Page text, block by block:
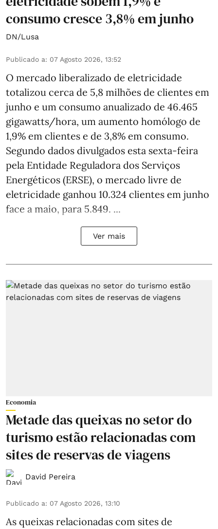
consumo cresce 3,8% em junho
DN/Lusa
Publicado a: 07 Agosto 2026, 13:52
O mercado liberalizado de eletricidade
totalizou cerca de 5,8 milhões de clientes em
junho e um consumo anualizado de 46.465
gigawatts/hora, um aumento homólogo de
1,9% em clientes e de 3,8% em consumo.
Segundo dados divulgados esta sexta-feira
pela Entidade Reguladora dos Serviços
Energéticos (ERSE), o mercado livre de
eletricidade ganhou 10.324 clientes em junho
face a maio, para 5.849. ...
Ver mais
Economia
Metade das queixas no setor do
turismo estão relacionadas com
sites de reservas de viagens
David Pereira
Publicado a: 07 Agosto 2026, 13:10
As queixas relacionadas com sites de